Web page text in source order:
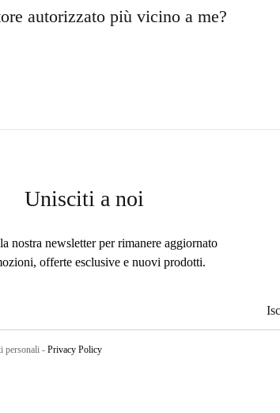
autorizzato più vicino a me?
Unisciti a noi
nostra newsletter per rimanere aggiornato
offerte esclusive e nuovi prodotti.
personali - Privacy Policy